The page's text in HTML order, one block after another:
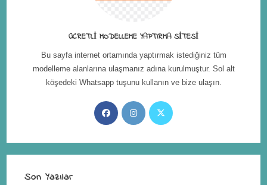
ÜCRETLI MODELLEME YAPTIRMA SITESI
Bu sayfa internet ortamında yaptırmak istediğiniz tüm
modelleme alanlarına ulaşmanız adına kurulmuştur. Sol alt
köşedeki Whatsapp tuşunu kullanın ve bize ulaşın.
Son Yazılar